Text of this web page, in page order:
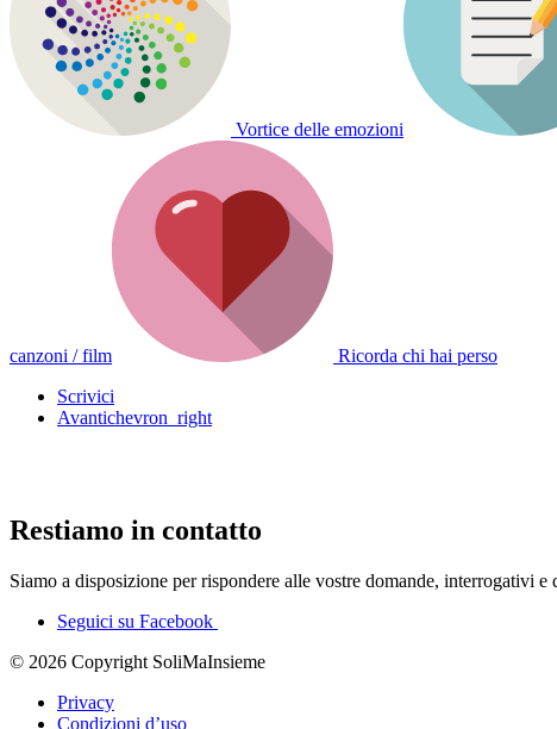
Vortice delle emozioni
canzoni / film
Ricorda chi hai perso
Scrivici
Avantichevron_right
Restiamo in contatto
Siamo a disposizione per rispondere alle vostre domande, interrogativi e
Seguici su Facebook
© 2026 Copyright SoliMaInsieme
Privacy
Condizioni d’uso